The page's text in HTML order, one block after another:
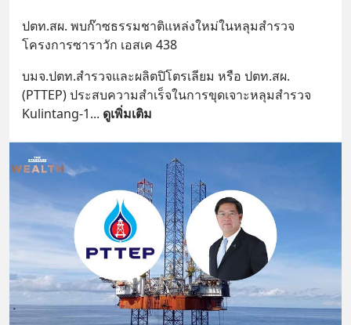
ปตท.สผ. พบก๊าซธรรมชาติแหล่งใหม่ในหลุมสำรวจ
โครงการซาราวัก เอสเค 438
บมจ.ปตท.สำรวจและผลิตปิโตรเลียม หรือ ปตท.สผ.
(PTTEP) ประสบความสำเร็จในการขุดเจาะหลุมสำรวจ
Kulintang-1... ดูเพิ่มเติม